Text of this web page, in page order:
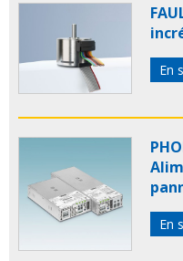
En
En